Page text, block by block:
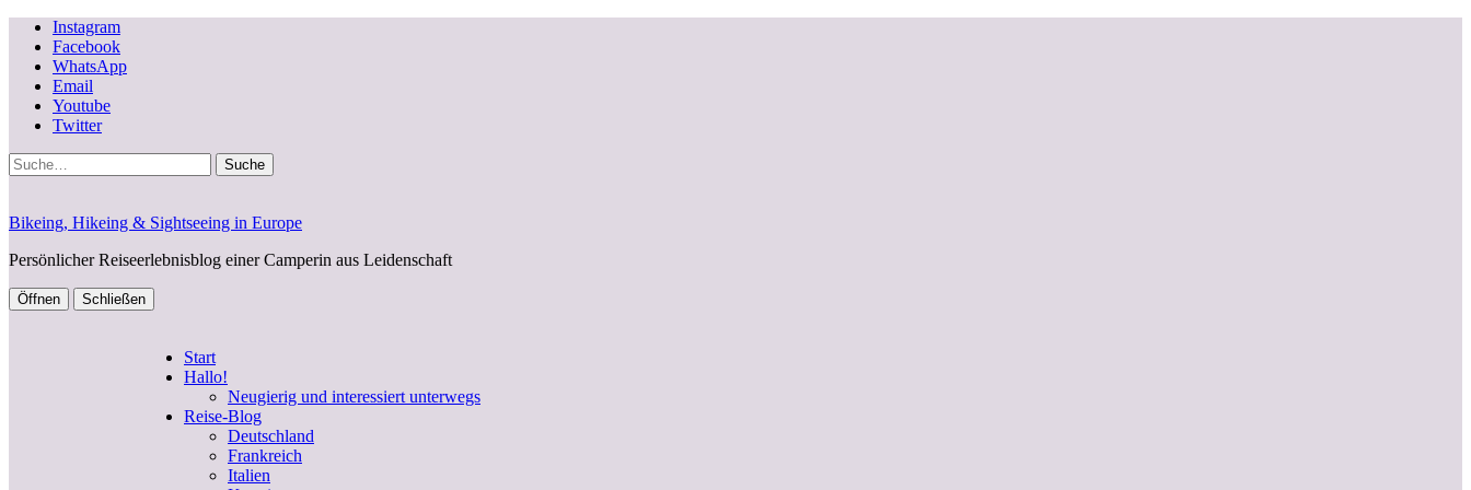
Instagram
Facebook
WhatsApp
Email
Youtube
Twitter
Suche
Bikeing, Hikeing & Sightseeing in Europe
Persönlicher Reiseerlebnisblog einer Camperin aus Leidenschaft
Öffnen Schließen
Start
Hallo!
Neugierig und interessiert unterwegs
Reise-Blog
Deutschland
Frankreich
Italien